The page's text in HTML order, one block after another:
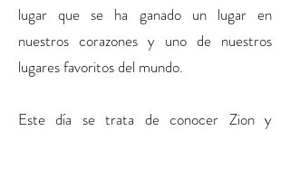
lugar que se ha ganado un lugar en
nuestros corazones y uno de nuestros
lugares favoritos del mundo.
Este día se trata de conocer Zion y